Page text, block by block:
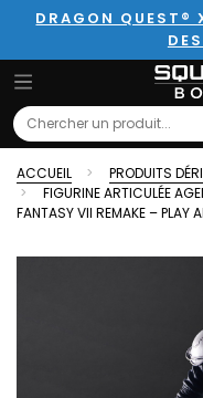
DRAGON QUEST®
Search
ACCUEIL PRODUITS
FIGURINE ARTICULÉE
FANTASY VII REMAKE – PLAY